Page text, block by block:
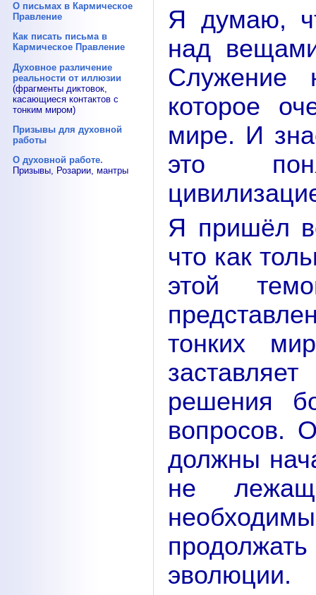
О письмах в Кармическое
Правление
Как писать письма в
Кармическое Правление
Духовное различение
реальности от иллюзии
(фрагменты диктовок,
касающиеся контактов с
тонким миром)
Призывы для духовной
работы
О духовной работе.
Призывы, Розарии, мантры
Я думаю,
над
Служение
которое
мире. И
это
Я пришёл
что как
этой
тонких
решения
вопросов.
должны
не
эволюции.